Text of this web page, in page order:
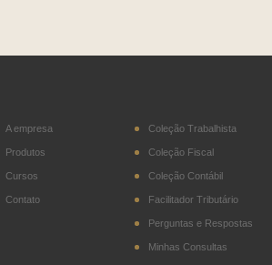
A empresa
Produtos
Cursos
Contato
Coleção Trabalhista
Coleção Fiscal
Coleção Contábil
Facilitador Tributário
Perguntas e Respostas
Minhas Consultas